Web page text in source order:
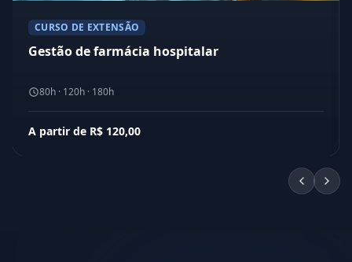
CURSO DE EXTENSÃO
Gestão de farmácia hospitalar
80h · 120h · 180h
A partir de R$ 120,00